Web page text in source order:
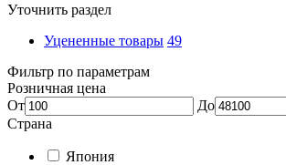
Уточнить раздел
Уцененные товары 49
Фильтр по параметрам
Розничная цена
От
До
Страна
Япония